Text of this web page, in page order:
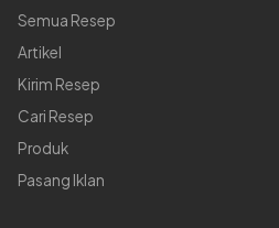
Semua Resep
Artikel
Kirim Resep
Cari Resep
Produk
Pasang Iklan